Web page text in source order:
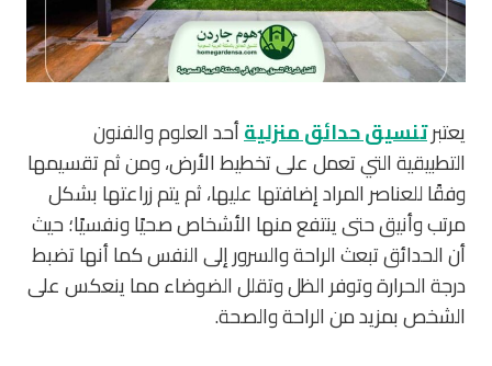
يعتبرتنسيق حدائق منزليةأحد العلوم والفنون
التطبيقية التي تعمل على تخطيط الأرض، ومن ثم تقسيمها
وفقًا للعناصر المراد إضافتها عليها، ثم يتم زراعتها بشكل
مرتب وأنيق حتى ينتفع منها الأشخاص صحيًا ونفسيًا؛ حيث
أن الحدائق تبعث الراحة والسرور إلى النفس كما أنها تضبط
درجة الحرارة وتوفر الظل وتقلل الضوضاء مما ينعكس على
الشخص بمزيد من الراحة والصحة.